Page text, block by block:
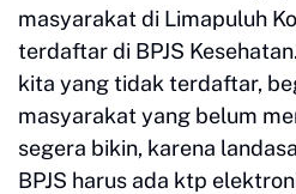
masyarakat di Limapuluh
terdaftar di BPJS
kita yang tidak terdaftar,
masyarakat yang belum
segera bikin, karena
BPJS harus ada ktp